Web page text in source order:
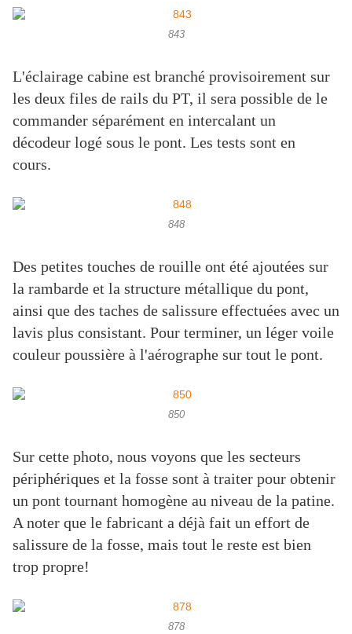
843
L'éclairage cabine est branché provisoirement sur
les deux files de rails du PT, il sera possible de le
commander séparément en intercalant un
décodeur logé sous le pont. Les tests sont en
cours.
848
Des petites touches de rouille ont été ajoutées sur
la rambarde et la structure métallique du pont,
ainsi que des taches de salissure effectuées avec un
lavis plus consistant. Pour terminer, un léger voile
couleur poussière à l'aérographe sur tout le pont.
850
Sur cette photo, nous voyons que les secteurs
périphériques et la fosse sont à traiter pour obtenir
un pont tournant homogène au niveau de la patine.
A noter que le fabricant a déjà fait un effort de
salissure de la fosse, mais tout le reste est bien
trop propre!
878